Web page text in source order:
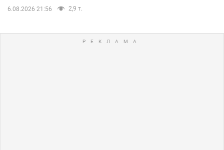
6.08.2026 21:56 2,9 т.